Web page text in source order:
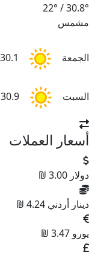
30.8°
/
22°
مشمس
الجمعة 30.1°/20.8°
السبت 30.9°/21.5°
أسعار العملات
دولار 3.00 ₪
دينار أردني 4.24 ₪
يورو 3.47 ₪